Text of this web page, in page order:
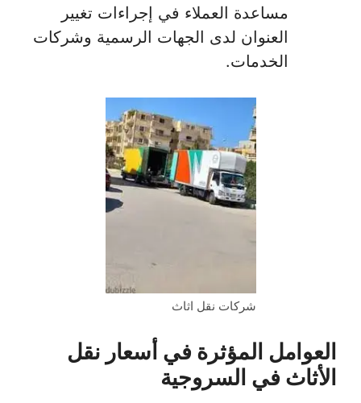
مساعدة العملاء في إجراءات تغيير
العنوان لدى الجهات الرسمية وشركات
الخدمات.
شركات نقل اثاث
العوامل المؤثرة في أسعار نقل
الأثاث في السروجية